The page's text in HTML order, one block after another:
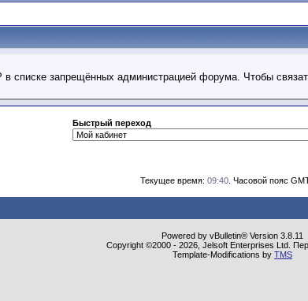
в списке запрещённых администрацией форума. Чтобы
Быстрый переход
Текущее время: 09:40 . Часовой пояс
Powered by vBulletin® Version 3.8.11
Copyright ©2000 - 2026, Jelsoft Enterprises Ltd.
Template-Modifications by TMS